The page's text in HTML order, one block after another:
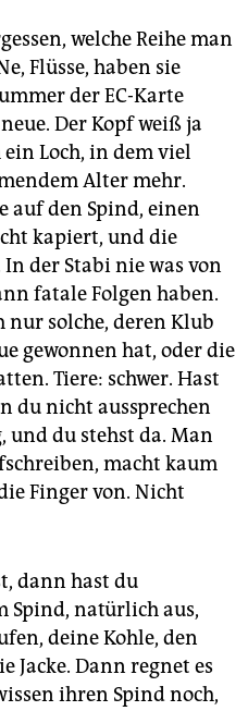
welche Reihe man
Flüsse, haben sie
der EC-Karte
Der Kopf weiß ja
Loch, in dem viel
Alter mehr.
auf den Spind, einen
kapiert, und die
In der Stabi nie was von
fatale Folgen haben.
nur solche, deren Klub
gewonnen hat, oder die
Tiere: schwer. Hast
du nicht aussprechen
und du stehst da. Man
macht kaum
Finger von. Nicht
dann hast du
Spind, natürlich aus,
deine Kohle, den
Jacke. Dann regnet es
ihren Spind noch,